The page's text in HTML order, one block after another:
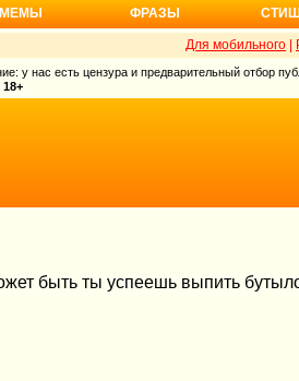
МЕМЫ ФРАЗЫ
Для мобильного
у нас есть цензура и предварительный отбор
18+
быть ты успеешь выпить